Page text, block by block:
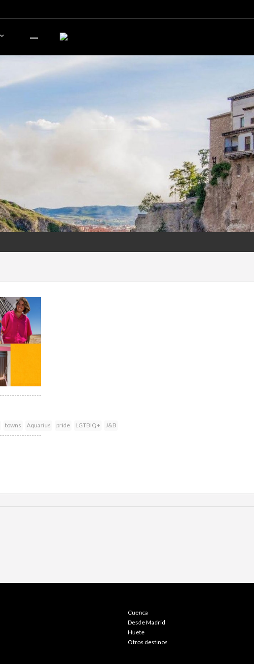
towns Aquarius pride LGTBIQ+ J&B
Cuenca
Desde Madrid
Huete
Otros destinos